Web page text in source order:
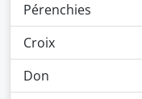
Pérenchies
Croix
Don